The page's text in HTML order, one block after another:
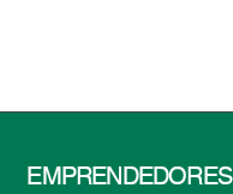
EMPRENDEDORES